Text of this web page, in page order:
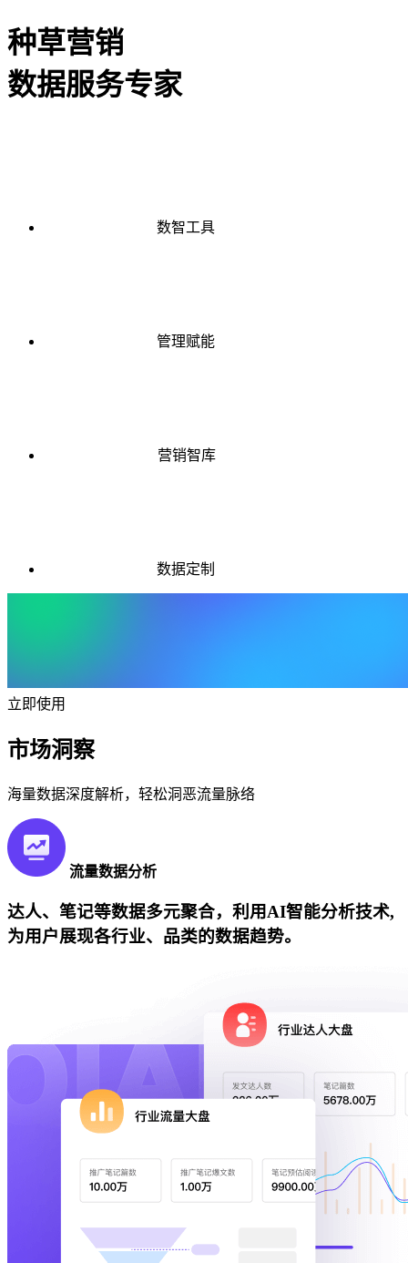
种草营销
数据服务专家
数智工具
管理赋能
营销智库
数据定制
立即使用
市场洞察
海量数据深度解析，轻松洞恶流量脉络
流量数据分析
达人、笔记等数据多元聚合，利用AI智能分析技术,
为用户展现各行业、品类的数据趋势。